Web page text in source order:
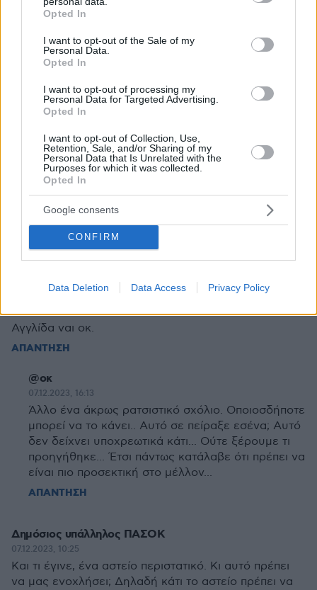
grant or deny consent to Google and its third-party tags to
use your data for below specified purposes in below Google
consent section.
Opted In
I want to opt-out of the Sale of my
Personal Data.
Opted In
I want to opt-out of processing my
Personal Data for Targeted Advertising.
Opted In
I want to opt-out of Collection, Use,
Retention, Sale, and/or Sharing of my
Personal Data that Is Unrelated with the
Purposes for which it was collected.
Opted In
Google consents
CONFIRM
Data Deletion Data Access Privacy Policy
αντιεβραικό μίσος του BBC. Δεκάδες εκατομμύρια
που αλλάζουν το ανθρωπιστικό DNA της Ευρώπης.
Να δείτε που σύντομα θα αρχίσουν να μιλάνε για
κατάργηση αμβλώσεων, μπούρκες και λιθοβολισμούς
γυναικών.
ΑΠΑΝΤΗΣΗ
@kostasgg
07.12.2023, 16:16
Πάλι οι μουσουλμάνοι το πρόβλημα; Κόλλησε η
βελόνα. Πείτε και κάτι άλλο... Αλλά μάλλον δεν
ΑΠΑΝΤΗΣΗ
07.12.2023, 10:36
Αγγλίδα ναι οκ.
ΑΠΑΝΤΗΣΗ
@οκ
07.12.2023, 16:13
Άλλο ένα άκρως ρατσιστικό σχόλιο. Οποιοσδήποτε
μπορεί να το κάνει.. Αυτό σε πείραξε εσένα; Αυτό
δεν δείχνει υποχρεωτικά κάτι... Ούτε ξέρουμε τι
προηγήθηκε... Έτσι πάντως κατάλαβε ότι πρέπει να
είναι πιο προσεκτική στο μέλλον...
ΑΠΑΝΤΗΣΗ
Δημόσιος υπάλληλος ΠΑΣΟΚ
07.12.2023, 10:25
Και τι έγινε, ένα αστείο περιστατικό. Κι αυτό πρέπει
να μας ενοχλήσει; Δηλαδή κάτι το αστείο πρέπει να